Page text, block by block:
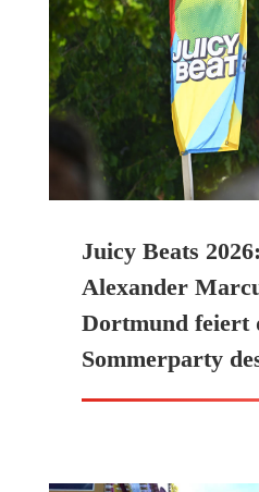
Juicy Beats
Alexander
Dortmund feiert
Sommerparty